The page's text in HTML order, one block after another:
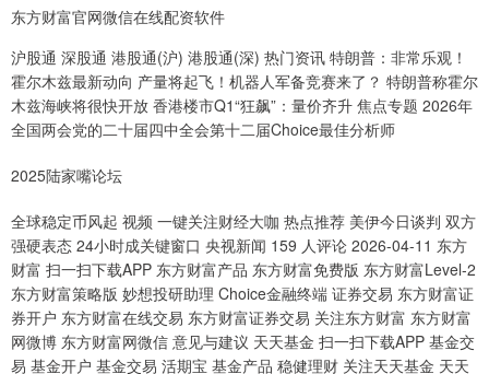
东方财富官网微信在线配资软件
沪股通 深股通 港股通(沪) 港股通(深) 热门资讯 特朗普：非常乐观！
霍尔木兹最新动向 产量将起飞！机器人军备竞赛来了？ 特朗普称霍尔
木兹海峡将很快开放 香港楼市Q1“狂飙”：量价齐升 焦点专题 2026年
全国两会党的二十届四中全会第十二届Choice最佳分析师
2025陆家嘴论坛
全球稳定币风起 视频 一键关注财经大咖 热点推荐 美伊今日谈判 双方
强硬表态 24小时成关键窗口 央视新闻 159 人评论 2026-04-11 东方
财富 扫一扫下载APP 东方财富产品 东方财富免费版 东方财富Level-2
东方财富策略版 妙想投研助理 Choice金融终端 证券交易 东方财富证
券开户 东方财富在线交易 东方财富证券交易 关注东方财富 东方财富
网微博 东方财富网微信 意见与建议 天天基金 扫一扫下载APP 基金交
易 基金开户 基金交易 活期宝 基金产品 稳健理财 关注天天基金 天天